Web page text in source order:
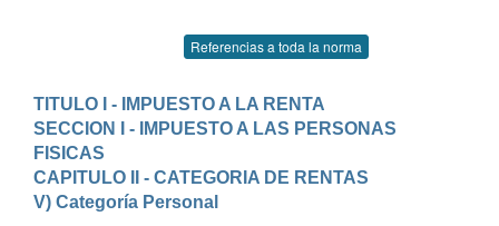
Referencias a toda la norma
TITULO I - IMPUESTO A LA RENTA
SECCION I - IMPUESTO A LAS PERSONAS
FISICAS
CAPITULO II - CATEGORIA DE RENTAS
V) Categoría Personal